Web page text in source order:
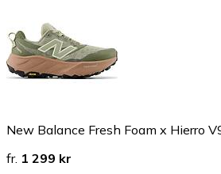
New Balance Fresh Foam x Hierro
fr. 1 299 kr